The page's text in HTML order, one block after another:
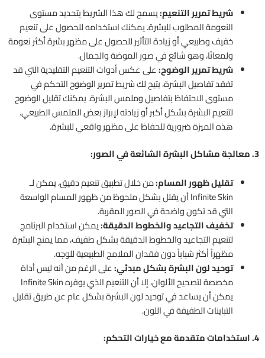
شريط تمرير التنعيم:يسمح لك هذا الشريط بتحديد مستوى
النعومة المطلوب للبشرة. يمكنك استخدامه للحصول على تنعيم
خفيف وطبيعي أو زيادة التأثير للحصول على مظهر بشرة أكثر نعومة
ولمعانًا، وهو شائع في صور الموضة والجمال.
شريط تمرير الوضوح:على عكس أدوات التنعيم التقليدية التي قد
تفقد تفاصيل البشرة، يتيح لك شريط تمرير الوضوح التحكم في
مستوى الاحتفاظ بتفاصيل وملمس البشرة. يمكنك تقليل الوضوح
لتنعيم البشرة بشكل أكبر أو زيادته لإبراز بعض الملمس الطبيعي.
هذه الميزة ضرورية للحفاظ على مظهر واقعي للبشرة.
3. معالجة مشاكل البشرة الشائعة في الصور:
تقليل ظهور المسام:من خلال تطبيق تنعيم دقيق، يمكن لـ
Infinite Skin أن يقلل بشكل ملحوظ من ظهور المسام الواسعة
التي قد تكون واضحة في الصور المقربة.
تخفيف التجاعيد والخطوط الدقيقة:يمكن استخدام البرنامج
لتنعيم التجاعيد والخطوط الدقيقة بشكل طفيف، مما يمنح البشرة
مظهراً أكثر شباباً دون فقدان الملامح الطبيعية للوجه.
توحيد لون البشرة بشكل مبدئي:على الرغم من أنه ليس أداة
مخصصة لتصحيح الألوان، إلا أن التنعيم الذي يوفره Infinite Skin
يمكن أن يساعد في توحيد لون البشرة بشكل عام عن طريق تقليل
التباينات الطفيفة في اللون.
4. استخدامات متقدمة مع خيارات التحكم: